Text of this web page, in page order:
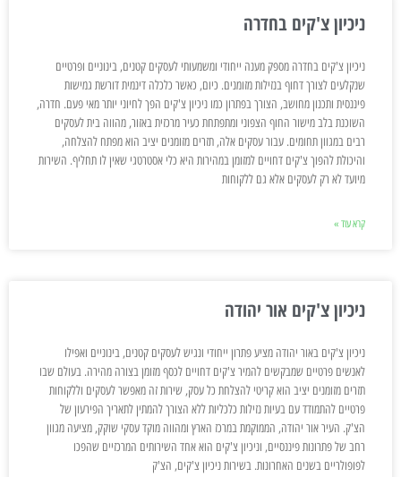
ניכיון צ'קים בחדרה
ניכיון צ'קים בחדרה מספק מענה ייחודי ומשמעותי לעסקים קטנים, בינוניים ופרטיים
שנקלעים לצורך דחוף בנזילות מזומנים. כיום, כאשר כלכלה דינמית דורשת גמישות
פיננסית ותכנון מחושב, הצורך בפתרון כמו ניכיון צ'קים הפך לחיוני יותר מאי פעם. חדרה,
השוכנת בלב מישור החוף הצפוני ומתפתחת כעיר מרכזית באזור, מהווה בית לעסקים
רבים במגוון תחומים. עבור עסקים אלה, תזרים מזומנים יציב הוא מפתח להצלחה,
והיכולת להפוך צ'קים דחויים למזומן במהירות היא כלי אסטרטגי שאין לו תחליף. השירות
מיועד לא רק לעסקים אלא גם ללקוחות
קרא עוד »
ניכיון צ'קים אור יהודה
ניכיון צ'קים באור יהודה מציע פתרון ייחודי ונגיש לעסקים קטנים, בינוניים ואפילו
לאנשים פרטיים שמבקשים להמיר צ'קים דחויים לכסף מזומן בצורה מהירה. בעולם שבו
תזרים מזומנים יציב הוא קריטי להצלחת כל עסק, שירות זה מאפשר לעסקים וללקוחות
פרטיים להתמודד עם בעיות נזילות כלכליות ללא הצורך להמתין לתאריך הפירעון של
הצ'ק. העיר אור יהודה, הממוקמת במרכז הארץ ומהווה מוקד עסקי שוקק, מציעה מגוון
רחב של פתרונות פיננסיים, וניכיון צ'קים הוא אחד השירותים המרכזיים שהפכו
לפופולריים בשנים האחרונות. בשירות ניכיון צ'קים, הצ'ק